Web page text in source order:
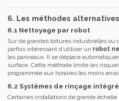
6. Les méthodes
6.1 Nettoyage par robot
Sur de grandes toitures industrielles ou
parfois intéressant d’utiliser un robot
les panneaux. Il se déplace
surface. Cette méthode limite les
programmée aux horaires les moins
6.2 Systèmes de rinçage
Certaines installations de grande